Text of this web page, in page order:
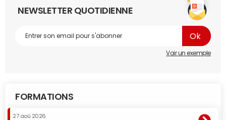
NEWSLETTER QUOTIDIENNE
Voir un exemple
FORMATIONS
27 aoû 2026